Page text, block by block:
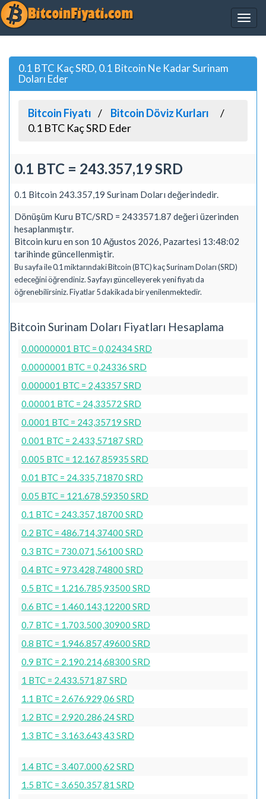
0.1 BTC Kaç SRD, 0.1 Bitcoin Ne Kadar Surinam
Doları Eder
Bitcoin Fiyatı
Bitcoin Döviz Kurları
0.1 BTC Kaç SRD Eder
0.1 BTC = 243.357,19 SRD
0.1 Bitcoin 243.357,19 Surinam Doları değerindedir.
Dönüşüm Kuru BTC/SRD = 2433571.87 değeri üzerinden
hesaplanmıştır.
Bitcoin kuru en son 10 Ağustos 2026, Pazartesi 13:48:02
tarihinde güncellenmiştir.
Bu sayfa ile 0.1 miktarındaki Bitcoin (BTC) kaç Surinam Doları (SRD)
edeceğini öğrendiniz. Sayfayı güncelleyerek yeni fiyatı da
öğrenebilirsiniz. Fiyatlar 5 dakikada bir yenilenmektedir.
Bitcoin Surinam Doları Fiyatları Hesaplama
0.00000001 BTC = 0,02434 SRD
0.0000001 BTC = 0,24336 SRD
0.000001 BTC = 2,43357 SRD
0.00001 BTC = 24,33572 SRD
0.0001 BTC = 243,35719 SRD
0.001 BTC = 2.433,57187 SRD
0.005 BTC = 12.167,85935 SRD
0.01 BTC = 24.335,71870 SRD
0.05 BTC = 121.678,59350 SRD
0.1 BTC = 243.357,18700 SRD
0.2 BTC = 486.714,37400 SRD
0.3 BTC = 730.071,56100 SRD
0.4 BTC = 973.428,74800 SRD
0.5 BTC = 1.216.785,93500 SRD
0.6 BTC = 1.460.143,12200 SRD
0.7 BTC = 1.703.500,30900 SRD
0.8 BTC = 1.946.857,49600 SRD
0.9 BTC = 2.190.214,68300 SRD
1 BTC = 2.433.571,87 SRD
1.1 BTC = 2.676.929,06 SRD
1.2 BTC = 2.920.286,24 SRD
1.3 BTC = 3.163.643,43 SRD
1.4 BTC = 3.407.000,62 SRD
1.5 BTC = 3.650.357,81 SRD